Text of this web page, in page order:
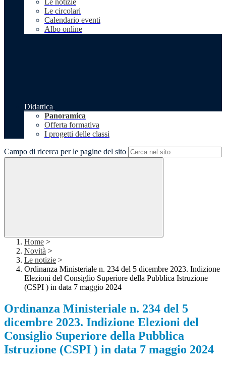
Le notizie
Le circolari
Calendario eventi
Albo online
Didattica
Panoramica
Offerta formativa
I progetti delle classi
Campo di ricerca per le pagine del sito
Home >
Novità >
Le notizie >
Ordinanza Ministeriale n. 234 del 5 dicembre 2023. Indizione
Elezioni del Consiglio Superiore della Pubblica Istruzione
(CSPI ) in data 7 maggio 2024
Ordinanza Ministeriale n. 234 del 5
dicembre 2023. Indizione Elezioni del
Consiglio Superiore della Pubblica
Istruzione (CSPI ) in data 7 maggio 2024